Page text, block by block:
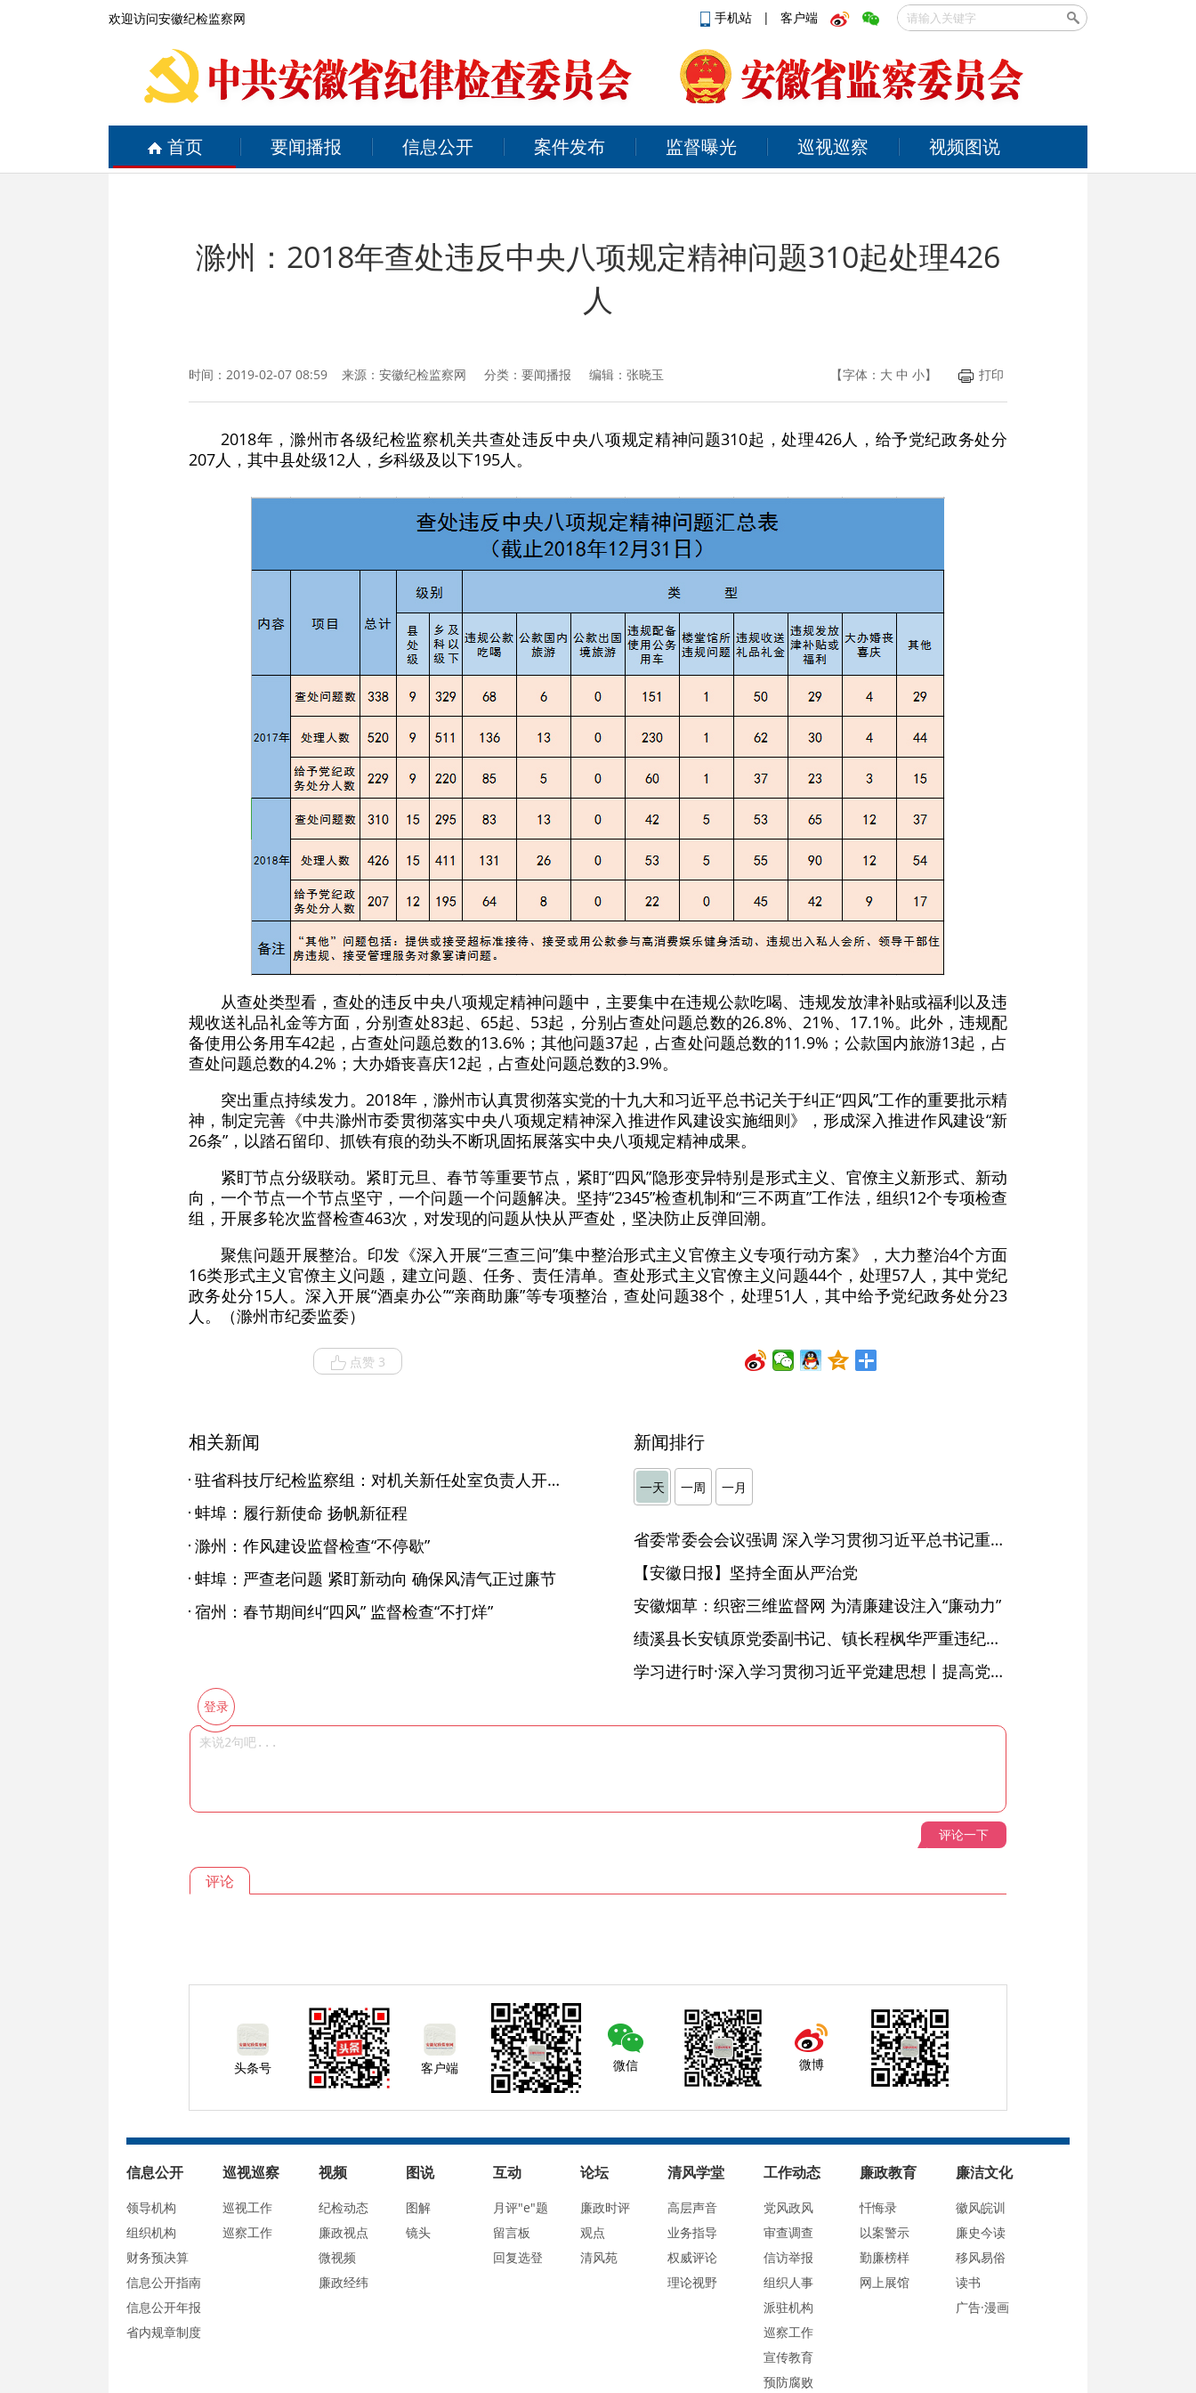
欢迎访问安徽纪检监察网 手机站 | 客户端
首页 要闻播报 信息公开 案件发布 监督曝光 巡视巡察 视频图说
滁州：2018年查处违反中央八项规定精神问题310起处理426
人
时间：2019-02-07 08:59 来源： 安徽纪检监察网 分类：要闻播报 编辑：张晓玉 【字体： 大 中 小】 打印
2018年，滁州市各级纪检监察机关共查处违反中央八项规定精神问题310起，处理426人，给予党纪政务处分
207人，其中县处级12人，乡科级及以下195人。
从查处类型看，查处的违反中央八项规定精神问题中，主要集中在违规公款吃喝、违规发放津补贴或福利以及违
规收送礼品礼金等方面，分别查处83起、65起、53起，分别占查处问题总数的26.8%、21%、17.1%。此外，违规配
备使用公务用车42起，占查处问题总数的13.6%；其他问题37起，占查处问题总数的11.9%；公款国内旅游13起，占
查处问题总数的4.2%；大办婚丧喜庆12起，占查处问题总数的3.9%。
突出重点持续发力。2018年，滁州市认真贯彻落实党的十九大和习近平总书记关于纠正“四风”工作的重要批示精
神，制定完善《中共滁州市委贯彻落实中央八项规定精神深入推进作风建设实施细则》，形成深入推进作风建设“新
26条”，以踏石留印、抓铁有痕的劲头不断巩固拓展落实中央八项规定精神成果。
紧盯节点分级联动。紧盯元旦、春节等重要节点，紧盯“四风”隐形变异特别是形式主义、官僚主义新形式、新动
向，一个节点一个节点坚守，一个问题一个问题解决。坚持“2345”检查机制和“三不两直”工作法，组织12个专项检查
组，开展多轮次监督检查463次，对发现的问题从快从严查处，坚决防止反弹回潮。
聚焦问题开展整治。印发《深入开展“三查三问”集中整治形式主义官僚主义专项行动方案》，大力整治4个方面
16类形式主义官僚主义问题，建立问题、任务、责任清单。查处形式主义官僚主义问题44个，处理57人，其中党纪
政务处分15人。深入开展“酒桌办公”“亲商助廉”等专项整治，查处问题38个，处理51人，其中给予党纪政务处分23
人。（滁州市纪委监委）
点赞 3
相关新闻
驻省科技厅纪检监察组：对机关新任处室负责人开展集体廉政谈话
蚌埠：履行新使命 扬帆新征程
滁州：作风建设监督检查“不停歇”
蚌埠：严查老问题 紧盯新动向 确保风清气正过廉节
宿州：春节期间纠“四风” 监督检查“不打烊”
新闻排行
一天 一周 一月
省委常委会会议强调 深入学习贯彻习近平总书记重要讲话精神 以高质量党建引领高质量发展 梁言顺主持并讲话
【安徽日报】坚持全面从严治党
安徽烟草：织密三维监督网 为清廉建设注入“廉动力”
绩溪县长安镇原党委副书记、镇长程枫华严重违纪违法被开除党籍和公职
学习进行时·深入学习贯彻习近平党建思想丨提高党的战斗力的法宝
登录
评论一下
评论
头条号 客户端 微信 微博
信息公开
领导机构
组织机构
财务预决算
信息公开指南
信息公开年报
省内规章制度
巡视巡察
巡视工作
巡察工作
视频
纪检动态
廉政视点
微视频
廉政经纬
图说
图解
镜头
互动
月评"e"题
留言板
回复选登
论坛
廉政时评
观点
清风苑
清风学堂
高层声音
业务指导
权威评论
理论视野
工作动态
党风政风
审查调查
信访举报
组织人事
派驻机构
巡察工作
宣传教育
预防腐败
廉政教育
忏悔录
以案警示
勤廉榜样
网上展馆
廉洁文化
徽风皖训
廉史今读
移风易俗
读书
广告·漫画